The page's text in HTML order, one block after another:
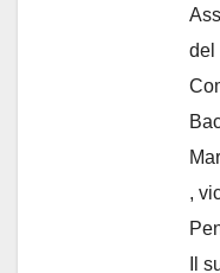
del
,
Il